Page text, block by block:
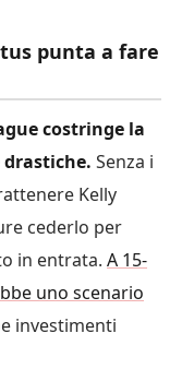
punta a fare
costringe la
drastiche. Senza i
Kelly
cederlo per
in entrata. A 15-
uno scenario
investimenti